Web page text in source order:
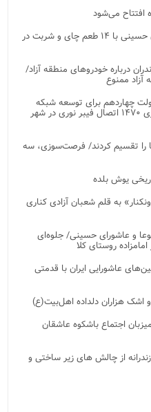
افتتاح می‌شود
پذیرایی متفاوت و باشکوه از عزاداران حسینی با ۱۴ طعم چای و شربت در
درباره خودروهای منطقه آزاد/
ممنوع
تومانی دولت چهاردهم برای توسعه شبکه
تلفن همراه و فیبر نوری در آمل/ برقراری ۱۴۷۰ اتصال فیبر نوری در شهر
را تقسیم کردند/ فرصت‌سوزی، سه
یوش بلده
به قلم شعبان آزادی کناری
و عاشورای حسینی/ جلوه‌ای
روستای کلا
عاشورایی ایران با قدمتی
هزاران دلداده اهل‌بیت(ع)
اجتماع باشکوه عاشقان
از چالش های زیر ساختی و